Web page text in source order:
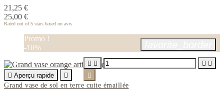
21,25 €
25,00 €
Rated out of 5 stars based on avis
Promo !
-10%
 Aperçu rapide

Grand vase de sol en terre cuite émaillée
   
